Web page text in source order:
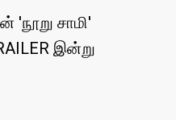
சாமி'
இன்று